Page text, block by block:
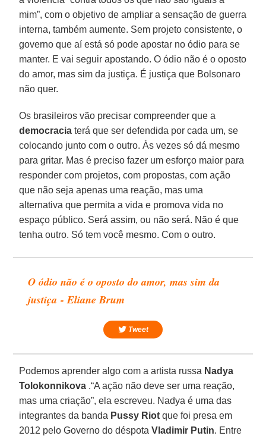
mim”, com o objetivo de ampliar a sensação de guerra
interna, também aumente. Sem projeto consistente, o
governo que aí está só pode apostar no ódio para se
manter. E vai seguir apostando. O ódio não é o oposto
do amor, mas sim da justiça. É justiça que Bolsonaro
não quer.
Os brasileiros vão precisar compreender que a
democracia terá que ser defendida por cada um, se
colocando junto com o outro. Às vezes só dá mesmo
para gritar. Mas é preciso fazer um esforço maior para
responder com projetos, com propostas, com ação
que não seja apenas uma reação, mas uma
alternativa que permita a vida e promova vida no
espaço público. Será assim, ou não será. Não é que
tenha outro. Só tem você mesmo. Com o outro.
O ódio não é o oposto do amor, mas sim da
justiça - Eliane Brum
Tweet
Podemos aprender algo com a artista russa Nadya
Tolokonnikova .“A ação não deve ser uma reação,
mas uma criação”, ela escreveu. Nadya é uma das
integrantes da banda Pussy Riot que foi presa em
2012 pelo Governo do déspotaVladimir Putin. Entre